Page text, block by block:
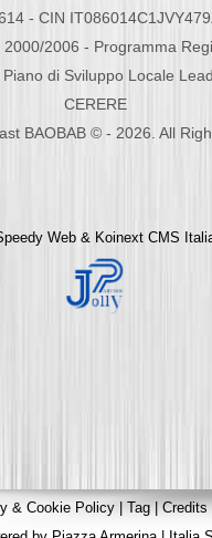
- CIN
2000/2006 - Programma
di Sviluppo Locale
CERERE
BAOBAB © - 2026. All
Web & Koinext CMS
& Cookie Policy | Tag|Credits